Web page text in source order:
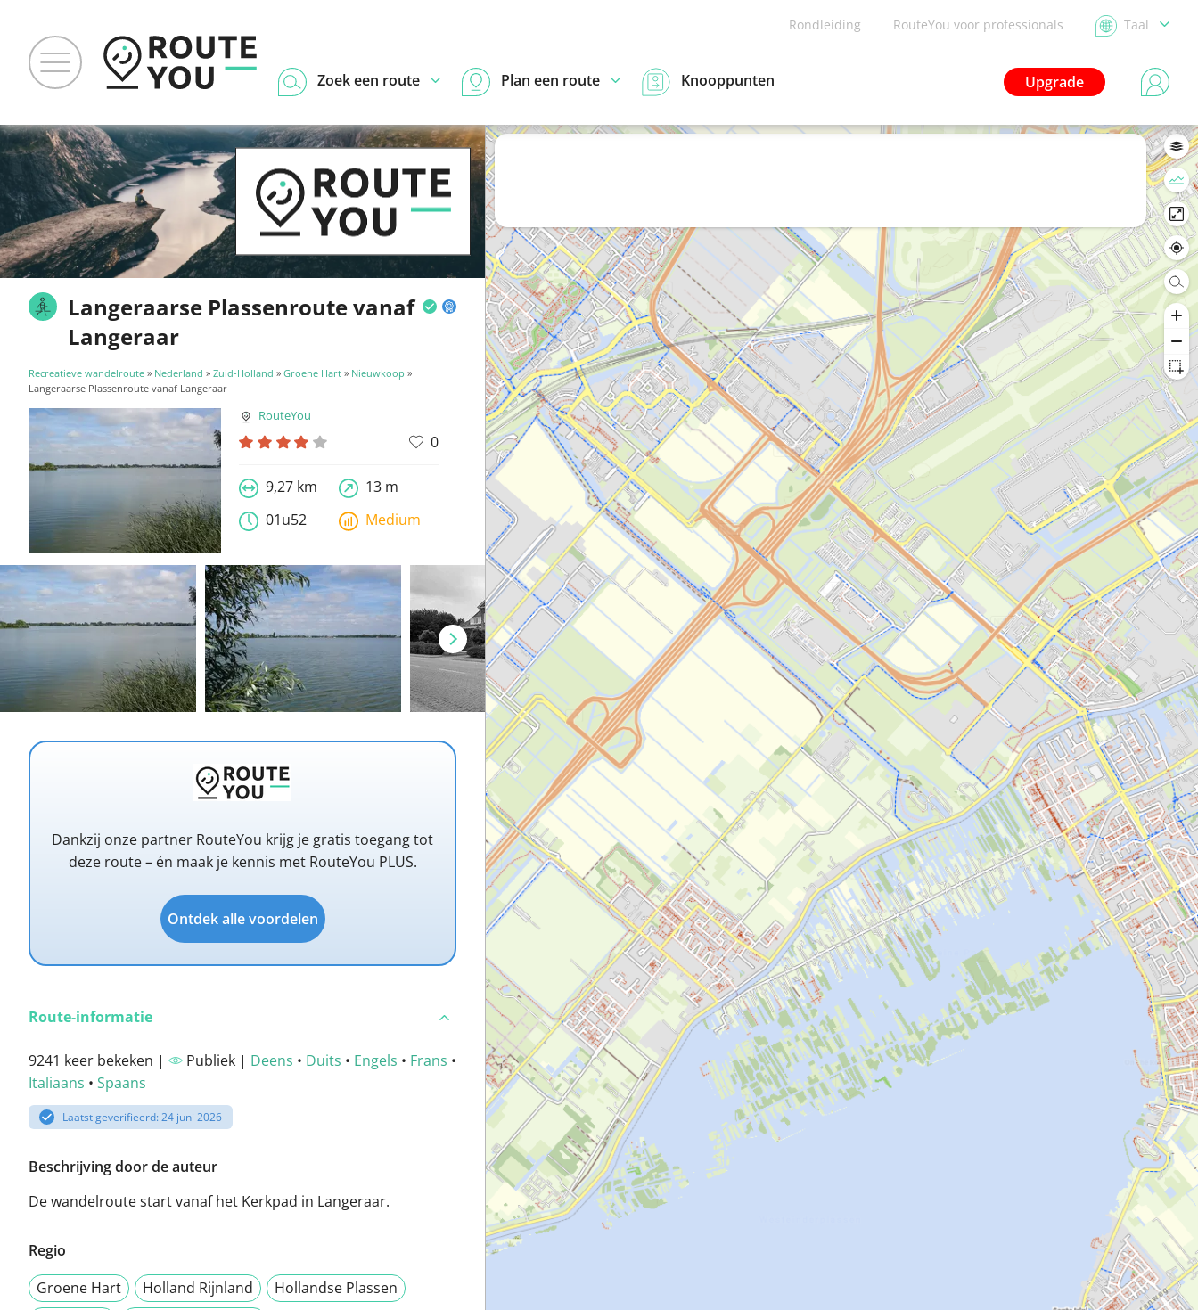
Rondleiding RouteYou voor professionals Taal
Upgrade
Zoek een route Plan een route Knooppunten
Langeraarse Plassenroute vanaf
Langeraar
Recreatieve wandelroute » Nederland » Zuid-Holland » Groene Hart » Nieuwkoop »
Langeraarse Plassenroute vanaf Langeraar
RouteYou
0
9,27 km
13 m
01u52
Medium
Dankzij onze partner RouteYou krijg je gratis toegang tot
deze route – én maak je kennis met RouteYou PLUS.
Ontdek alle voordelen
Route-informatie
9241 keer bekeken | Publiek | Deens • Duits • Engels • Frans •
Italiaans • Spaans
Laatst geverifieerd: 24 juni 2026
Beschrijving door de auteur
De wandelroute start vanaf het Kerkpad in Langeraar.
Regio
Groene Hart
Holland Rijnland
Hollandse Plassen